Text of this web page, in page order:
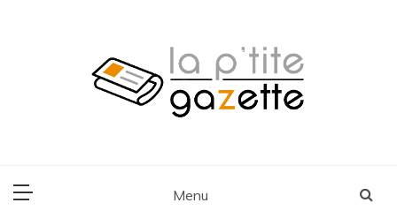
Menu